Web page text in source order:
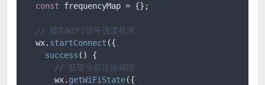
const frequencyMap = {};
// 模拟WiFi信号强度检测
  wx.
startConnect ({
success ( ) {
// 获取当前连接频段
      wx.
getWiFiState({